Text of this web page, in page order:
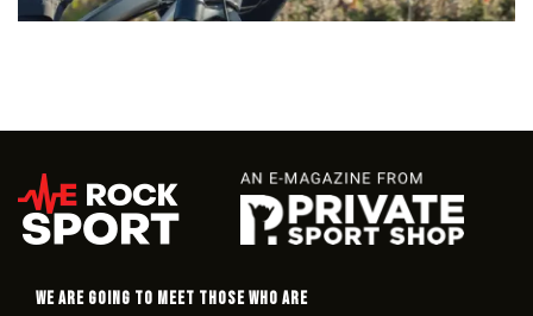
WE ARE GOING TO MEET THOSE WHO ARE